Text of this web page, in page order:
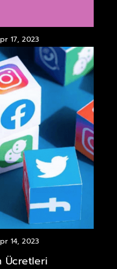
17, 2023
Fiyatları
14, 2023
Ücretleri